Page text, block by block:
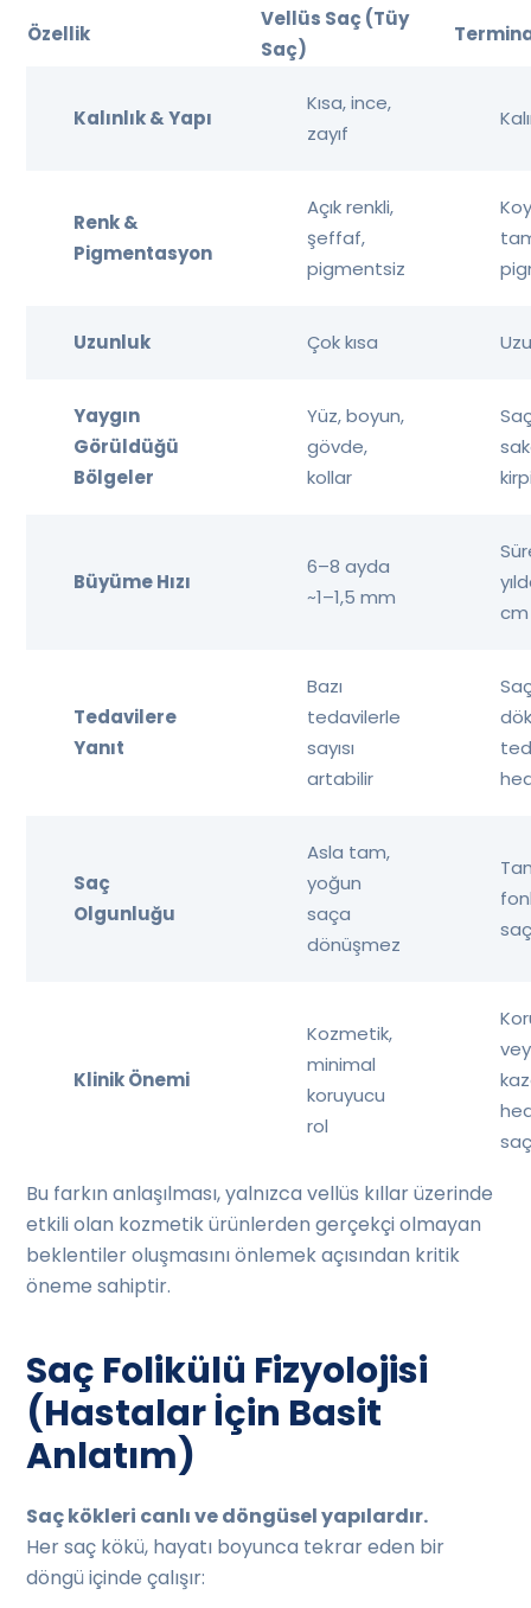
Özellik
Vellüs Saç (Tüy
Saç)
Kalınlık & Yapı
Kısa, ince,
zayıf
Renk &
Pigmentasyon
Açık renkli,
şeffaf,
pigmentsiz
Uzunluk Çok kısa
Yaygın
Görüldüğü
Bölgeler
Yüz, boyun,
gövde,
kollar
Büyüme Hızı
6–8 ayda
~1–1,5 mm
cm
Tedavilere
Yanıt
Bazı
tedavilerle
sayısı
artabilir
Saç
Olgunluğu
Asla tam,
yoğun
saça
dönüşmez
Klinik Önemi
Kozmetik,
minimal
koruyucu
rol
Bu farkın anlaşılması, yalnızca vellüs kıllar üzerinde
etkili olan kozmetik ürünlerden gerçekçi olmayan
beklentiler oluşmasını önlemek açısından kritik
öneme sahiptir.
Saç Folikülü Fizyolojisi
(Hastalar İçin Basit
Anlatım)
Saç kökleri canlı ve döngüsel yapılardır.
Her saç kökü, hayatı boyunca tekrar eden bir
döngü içinde çalışır: